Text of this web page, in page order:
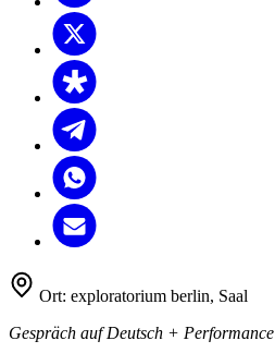
Ort: exploratorium berlin, Saal
Gespräch auf Deutsch + Performance